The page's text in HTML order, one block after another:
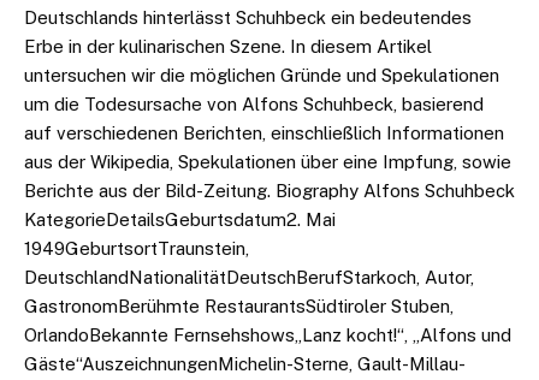
Deutschlands hinterlässt Schuhbeck ein bedeutendes
Erbe in der kulinarischen Szene. In diesem Artikel
untersuchen wir die möglichen Gründe und Spekulationen
um die Todesursache von Alfons Schuhbeck, basierend
auf verschiedenen Berichten, einschließlich Informationen
aus der Wikipedia, Spekulationen über eine Impfung, sowie
Berichte aus der Bild-Zeitung. Biography Alfons Schuhbeck
KategorieDetailsGeburtsdatum2. Mai
1949GeburtsortTraunstein,
DeutschlandNationalitätDeutschBerufStarkoch, Autor,
GastronomBerühmte RestaurantsSüdtiroler Stuben,
OrlandoBekannte Fernsehshows„Lanz kocht!“, „Alfons und
Gäste“AuszeichnungenMichelin-Sterne, Gault-Millau-